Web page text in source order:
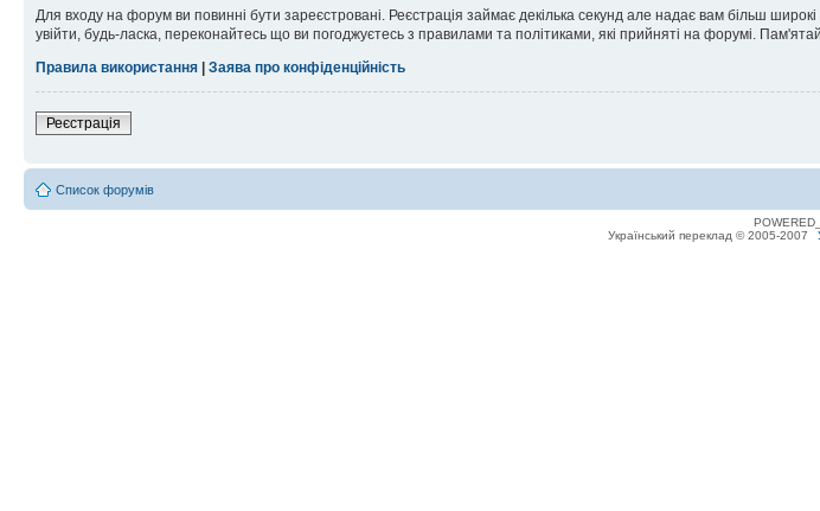
Для входу на форум ви повинні бути зареєстровані. Реєстрація займає декілька секунд але надає вам більш
увійти, будь-ласка, переконайтесь що ви погоджуєтесь з правилами та політиками, які прийняті на форумі.
Правила використання | Заява про конфіденційність
Реєстрація
Список форумів
Український переклад © 2005-2007